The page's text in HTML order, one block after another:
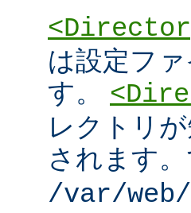
は設定フ
す。
レクトリ
されます
/var/